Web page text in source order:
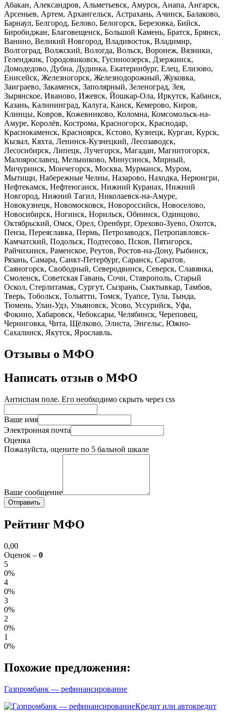
Абакан, Александров, Альметьевск, Амурск, Анапа, Ангарск,
Арсеньев, Артем, Архангельск, Астрахань, Ачинск, Балаково,
Барнаул, Белгород, Белово, Белогорск, Березовка, Бийск,
Биробиджан, Благовещенск, Большой Камень, Братск, Брянск,
Ванино, Великий Новгород, Владивосток, Владимир,
Волгоград, Волжский, Вологда, Вольск, Воронеж, Вязники,
Геленджик, Городовиковск, Гусиноозерск, Дзержинск,
Домодедово, Дубна, Дудинка, Екатеринбург, Елец, Елизово,
Енисейск, Железногорск, Железнодорожный, Жуковка,
Заиграево, Закаменск, Заполярный, Зеленоград, Зея,
Зырянское, Иваново, Ижевск, Йошкар-Ола, Иркутск, Кабанск,
Казань, Калининград, Калуга, Канск, Кемерово, Киров,
Клинцы, Ковров, Кожевниково, Коломна, Комсомольск-на-
Амуре, Королёв, Кострома, Красногорск, Краснодар,
Краснокаменск, Красноярск, Кстово, Кузнецк, Курган, Курск,
Кызыл, Кяхта, Ленинск-Кузнецкий, Лесозаводск,
Лесосибирск, Липецк, Лучегорск, Магадан, Магнитогорск,
Малоярославец, Мельниково, Минусинск, Мирный,
Мичуринск, Мончегорск, Москва, Мурманск, Муром,
Мытищи, Набережные Челны, Назарово, Находка, Нерюнгри,
Нефтекамск, Нефтеюганск, Нижний Куранах, Нижний
Новгород, Нижний Тагил, Николаевск-на-Амуре,
Новокузнецк, Новомосковск, Новороссийск, Новоселово,
Новосибирск, Ногинск, Норильск, Обнинск, Одинцово,
Октябрьский, Омск, Орел, Оренбург, Орехово-Зуево, Охотск,
Пенза, Переяславка, Пермь, Петрозаводск, Петропавловск-
Камчатский, Подольск, Подтесово, Псков, Пятигорск,
Райчихинск, Раменское, Реутов, Ростов-на-Дону, Рыбинск,
Рязань, Самара, Санкт-Петербург, Саранск, Саратов,
Саяногорск, Свободный, Северодвинск, Северск, Славянка,
Смоленск, Советская Гавань, Сочи, Ставрополь, Старый
Оскол, Стерлитамак, Сургут, Сызрань, Сыктывкар, Тамбов,
Тверь, Тобольск, Тольятти, Томск, Туапсе, Тула, Тында,
Тюмень, Улан-Удэ, Ульяновск, Усово, Уссурийск, Уфа,
Фокино, Хабаровск, Чебоксары, Челябинск, Череповец,
Черниговка, Чита, Щёлково, Элиста, Энгельс, Южно-
Сахалинск, Якутск, Ярославль.
Отзывы о МФО
Написать отзыв о МФО
Антиспам поле. Его необходимо скрыть через css
Ваше имя
Электронная почта
Оценка
Пожалуйста, оцените по 5 бальной шкале
Ваше сообщение
Рейтинг МФО
0,00
Оценок – 0
5
0%
4
0%
3
0%
2
0%
1
0%
Похожие предложения:
Газпромбанк — рефинансирование
Кредит или автокредит